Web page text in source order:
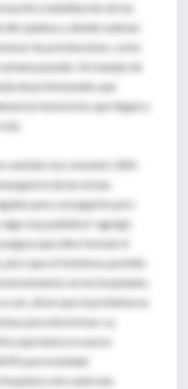
y habilitación de los
quiénes y dónde realizan
las prestaciones, como
pasada. Un manejo de
de profesionales que
honorarios que llegan a
cambiar ese convenio UBA-
da las armas
para conseguirlo pero
algo muy paliativo”, agregó
que ellos forman el
pero que el Gobierno porteño
en los hospitales.
vez, dicen que el problema es
para efectivizar. La
que hasta se usaron
para trasladar
a otro ante una